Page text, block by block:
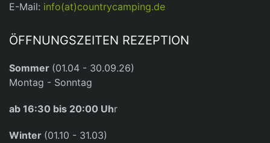
E-Mail: info(at)countrycamping.de
ÖFFNUNGSZEITEN REZEPTION
Sommer (01.04 - 30.09.26)
Montag - Sonntag
ab 16:30 bis 20:00 Uhr
Winter (01.10 - 31.03)